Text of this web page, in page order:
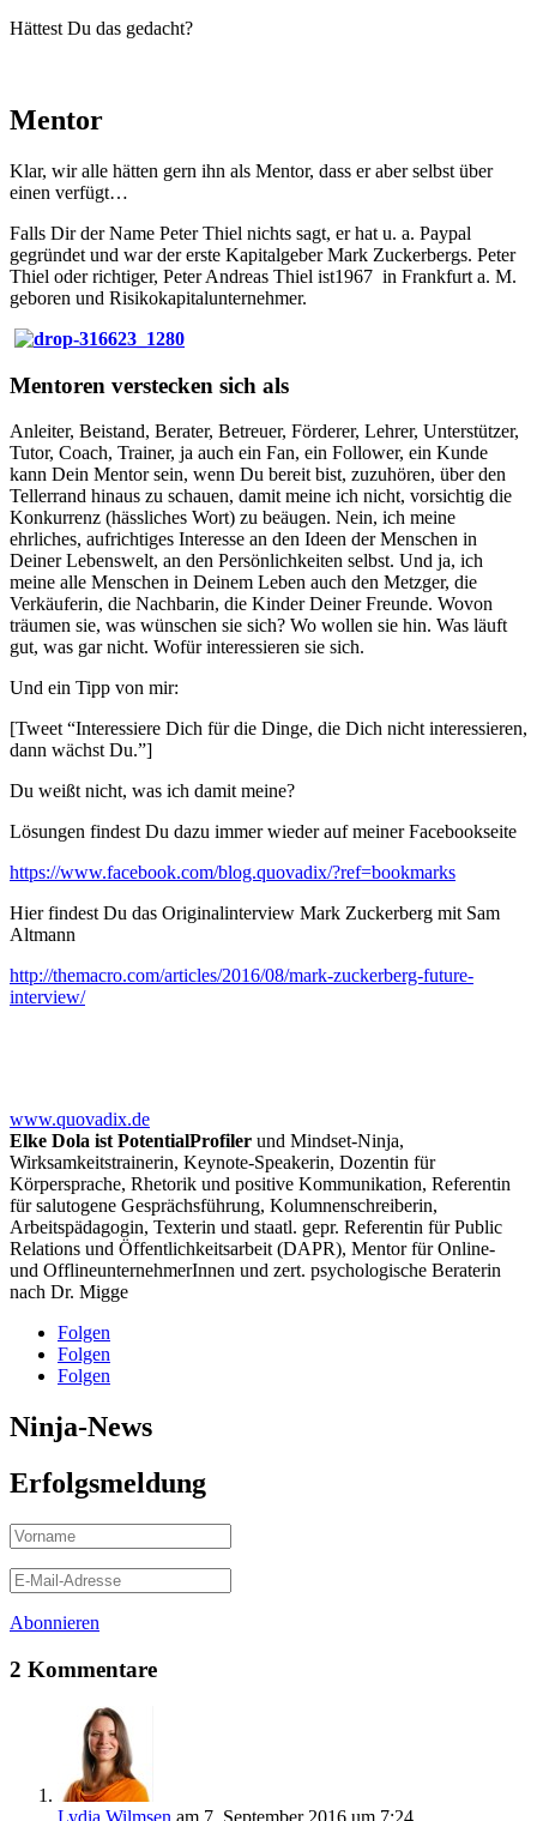
Hättest Du das gedacht?
Mentor
Klar, wir alle hätten gern ihn als Mentor, dass er aber selbst über
einen verfügt…
Falls Dir der Name Peter Thiel nichts sagt, er hat u. a. Paypal
gegründet und war der erste Kapitalgeber Mark Zuckerbergs. Peter
Thiel oder richtiger, Peter Andreas Thiel ist1967 in Frankfurt a. M.
geboren und Risikokapitalunternehmer.
Mentoren verstecken sich als
Anleiter, Beistand, Berater, Betreuer, Förderer, Lehrer, Unterstützer,
Tutor, Coach, Trainer, ja auch ein Fan, ein Follower, ein Kunde
kann Dein Mentor sein, wenn Du bereit bist, zuzuhören, über den
Tellerrand hinaus zu schauen, damit meine ich nicht, vorsichtig die
Konkurrenz (hässliches Wort) zu beäugen. Nein, ich meine
ehrliches, aufrichtiges Interesse an den Ideen der Menschen in
Deiner Lebenswelt, an den Persönlichkeiten selbst. Und ja, ich
meine alle Menschen in Deinem Leben auch den Metzger, die
Verkäuferin, die Nachbarin, die Kinder Deiner Freunde. Wovon
träumen sie, was wünschen sie sich? Wo wollen sie hin. Was läuft
gut, was gar nicht. Wofür interessieren sie sich.
Und ein Tipp von mir:
[Tweet “Interessiere Dich für die Dinge, die Dich nicht interessieren,
dann wächst Du.”]
Du weißt nicht, was ich damit meine?
Lösungen findest Du dazu immer wieder auf meiner Facebookseite
https://www.facebook.com/blog.quovadix/?ref=bookmarks
Hier findest Du das Originalinterview Mark Zuckerberg mit Sam
Altmann
http://themacro.com/articles/2016/08/mark-zuckerberg-future-
interview/
www.quovadix.de
Elke Dola ist PotentialProfiler und Mindset-Ninja,
Wirksamkeitstrainerin, Keynote-Speakerin, Dozentin für
Körpersprache, Rhetorik und positive Kommunikation, Referentin
für salutogene Gesprächsführung, Kolumnenschreiberin,
Arbeitspädagogin, Texterin und staatl. gepr. Referentin für Public
Relations und Öffentlichkeitsarbeit (DAPR), Mentor für Online-
und OfflineunternehmerInnen und zert. psychologische Beraterin
nach Dr. Migge
Folgen
Folgen
Folgen
Ninja-News
Erfolgsmeldung
Abonnieren
2 Kommentare
Lydia Wilmsen am 7. September 2016 um 7:24